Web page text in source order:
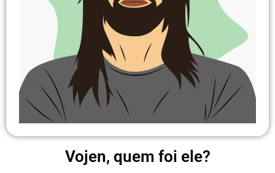
Vojen, quem foi ele?